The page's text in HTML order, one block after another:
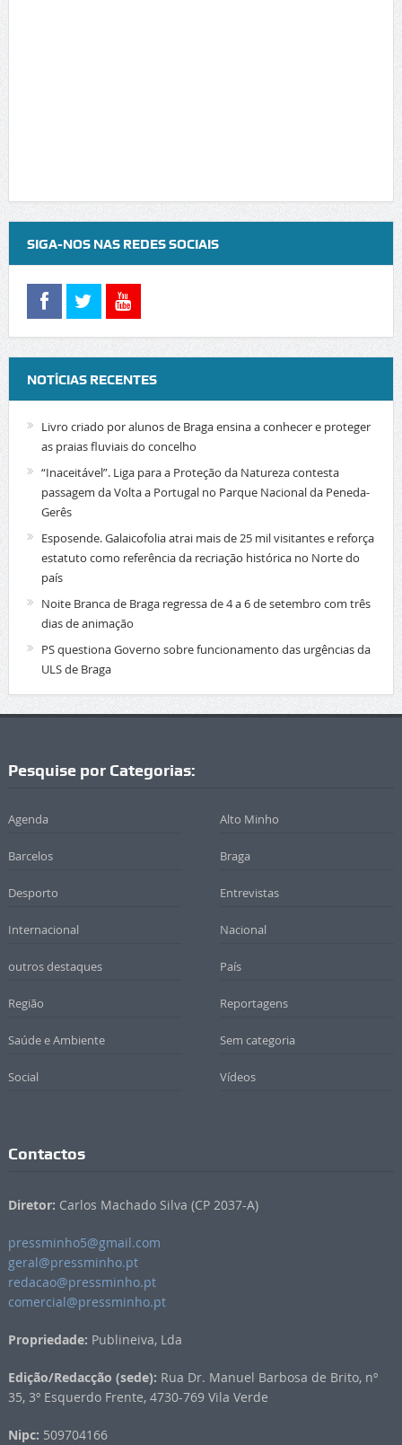
SIGA-NOS NAS REDES SOCIAIS
NOTÍCIAS RECENTES
Livro criado por alunos de Braga ensina a conhecer e proteger
as praias fluviais do concelho
“Inaceitável”. Liga para a Proteção da Natureza contesta
passagem da Volta a Portugal no Parque Nacional da Peneda-
Gerês
Esposende. Galaicofolia atrai mais de 25 mil visitantes e reforça
estatuto como referência da recriação histórica no Norte do
país
Noite Branca de Braga regressa de 4 a 6 de setembro com três
dias de animação
PS questiona Governo sobre funcionamento das urgências da
ULS de Braga
Pesquise por Categorias:
Agenda Alto Minho
Barcelos Braga
Desporto Entrevistas
Internacional Nacional
outros destaques País
Região Reportagens
Saúde e Ambiente Sem categoria
Social Vídeos
Contactos
Diretor: Carlos Machado Silva (CP 2037-A)
pressminho5@gmail.com
geral@pressminho.pt
redacao@pressminho.pt
comercial@pressminho.pt
Propriedade: Publineiva, Lda
Edição/Redacção (sede): Rua Dr. Manuel Barbosa de Brito, nº
35, 3º Esquerdo Frente, 4730-769 Vila Verde
Nipc: 509704166